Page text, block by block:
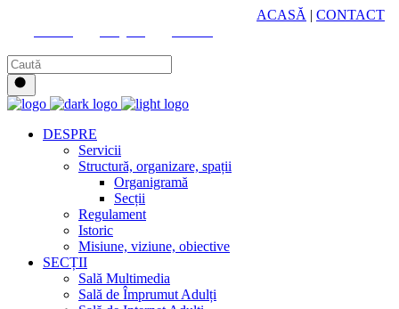
ACASĂ | CONTACT
DESPRE
Servicii
Structură, organizare, spații
Organigramă
Secții
Regulament
Istoric
Misiune, viziune, obiective
SECȚII
Sală Multimedia
Sală de Împrumut Adulți